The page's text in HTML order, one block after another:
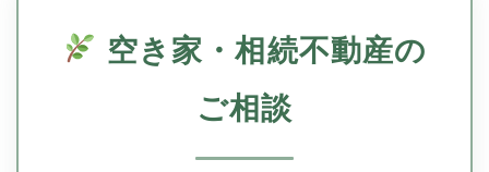
空き家・相続不動産の
ご相談